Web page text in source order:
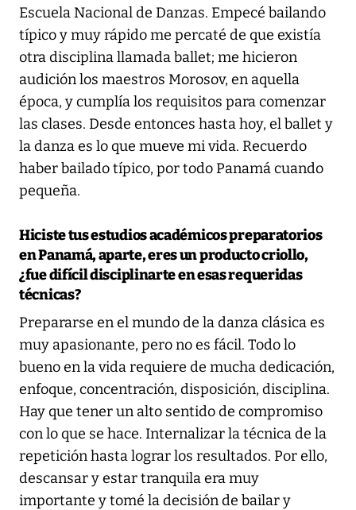
Escuela Nacional de Danzas. Empecé bailando
típico y muy rápido me percaté de que existía
otra disciplina llamada ballet; me hicieron
audición los maestros Morosov, en aquella
época, y cumplía los requisitos para comenzar
las clases. Desde entonces hasta hoy, el ballet y
la danza es lo que mueve mi vida. Recuerdo
haber bailado típico, por todo Panamá cuando
pequeña.
Hiciste tus estudios académicos preparatorios
en Panamá, aparte, eres un producto criollo,
¿fue difícil disciplinarte en esas requeridas
técnicas?
Prepararse en el mundo de la danza clásica es
muy apasionante, pero no es fácil. Todo lo
bueno en la vida requiere de mucha dedicación,
enfoque, concentración, disposición, disciplina.
Hay que tener un alto sentido de compromiso
con lo que se hace. Internalizar la técnica de la
repetición hasta lograr los resultados. Por ello,
descansar y estar tranquila era muy
importante y tomé la decisión de bailar y